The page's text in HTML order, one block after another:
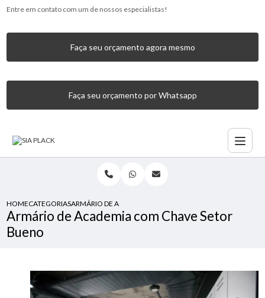
Entre em contato com um de nossos especialistas!
Faça seu orçamento agora mesmo
Faça seu orçamento por Whatsapp
HOMECATEGORIASARMÁRIO DE ACADEMIA COM CHAVE SETOR BUENO
Armário de Academia com Chave Setor
Bueno